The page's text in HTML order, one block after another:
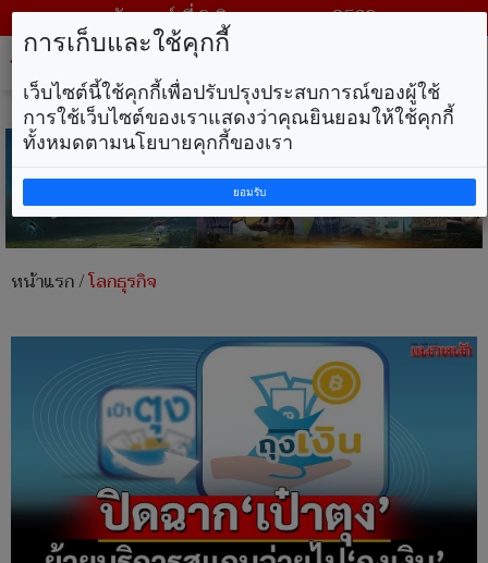
วันเสาร์ ที่ 8 สิงหาคม พ.ศ. 2569
หน้าแรก/โลกธุรกิจ
การเก็บและใช้คุกกี้
เว็บไซต์นี้ใช้คุกกี้เพื่อปรับปรุงประสบการณ์ของผู้ใช้
การใช้เว็บไซต์ของเราแสดงว่าคุณยินยอมให้ใช้คุกกี้
ทั้งหมดตามนโยบายคุกกี้ของเรา
ยอมรับ